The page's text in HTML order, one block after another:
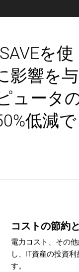
を使
影響を与
ュータ
低減で
コストの節約
電力コスト、その
し、IT資産の投資
す。